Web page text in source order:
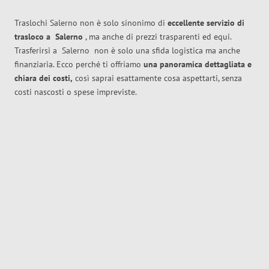
Traslochi Salerno non è solo sinonimo di eccellente servizio di
trasloco a Salerno , ma anche di prezzi trasparenti ed equi.
Trasferirsi a Salerno non è solo una sfida logistica ma anche
finanziaria. Ecco perché ti offriamo una panoramica dettagliata e
chiara dei costi, così saprai esattamente cosa aspettarti, senza
costi nascosti o spese impreviste.